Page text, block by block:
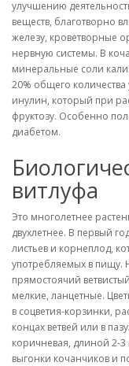
улучшению
веществ, благотворно
железу, кроветворные
нервную системы. В
минеральные соли
20% общего
инулин, который при
фруктозу. Особенно
диабетом.
витлуфа
Это многолетнее
двухлетнее. В первый
листьев и корнеплод,
употребляемых в пищу.
прямостоячий
мелкие, ланцетные.
в соцветия-корзинки,
концах ветвей или в
коричневая, длиной 2-
выгонки кочанчиков и